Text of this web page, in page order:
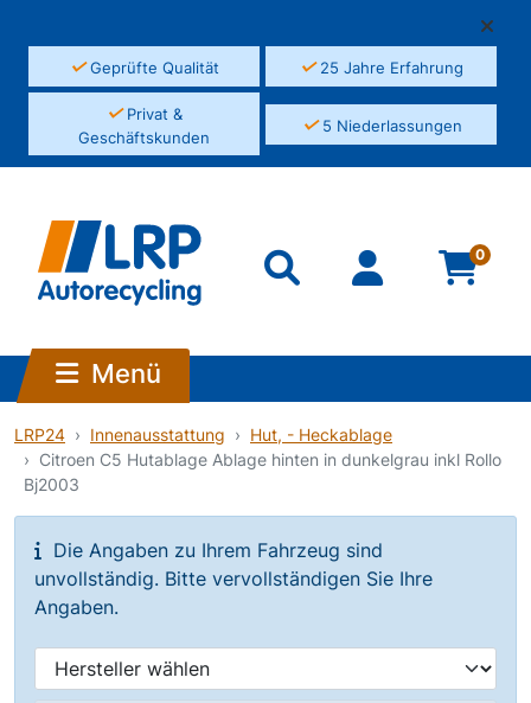
✓Geprüfte Qualität ✓25 Jahre Erfahrung
✓Privat &
Geschäftskunden
✓5 Niederlassungen
0
Menü
LRP24 Innenausstattung
Hut, - Heckablage
Citroen C5 Hutablage Ablage hinten in dunkelgrau inkl Rollo
Bj2003
Die Angaben zu Ihrem Fahrzeug sind
unvollständig. Bitte vervollständigen Sie Ihre
Angaben.